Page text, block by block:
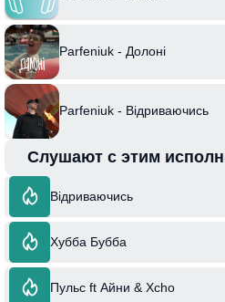
Parfeniuk - Долоні
Parfeniuk - Відриваючись
Слушают с этим
Відриваючись
Хубба Бубба
Пульс ft Айни & Xcho